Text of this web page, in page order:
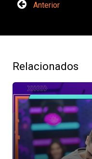
Anterior
Relacionados